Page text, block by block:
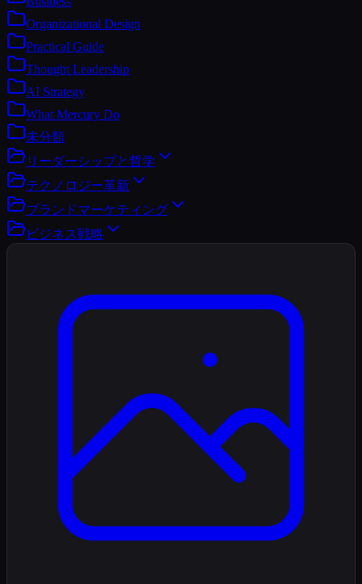
Organizational Design
Practical Guide
Thought Leadership
AI Strategy
What Mercury Do
未分類
リーダーシップと哲学
テクノロジー革新
ブランドマーケティング
ビジネス戦略